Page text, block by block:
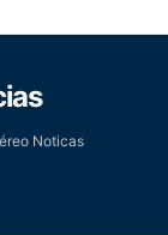
Noticas